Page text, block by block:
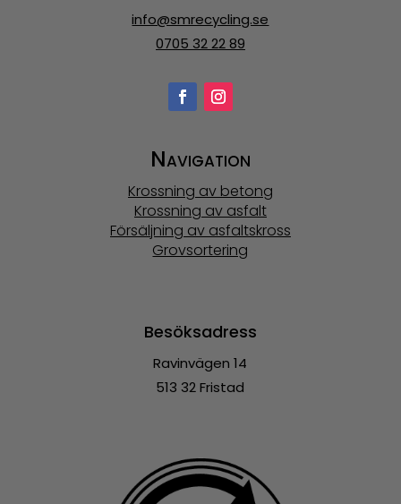
info@smrecycling.se
0705 32 22 89
Navigation
Krossning av betong
Krossning av asfalt
Försäljning av asfaltskross
Grovsortering
Besöksadress
Ravinvägen 14
513 32 Fristad